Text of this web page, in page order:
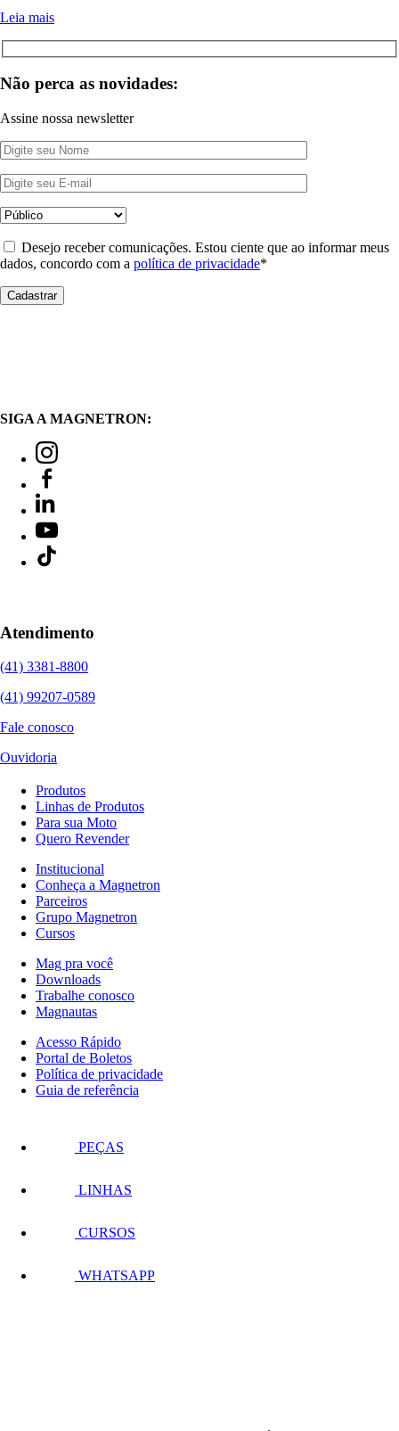
Leia mais
Não perca as novidades:
Assine nossa newsletter
Desejo receber comunicações. Estou ciente que ao informar meus
dados, concordo com a política de privacidade*
SIGA A MAGNETRON:
Atendimento
(41) 3381-8800
(41) 99207-0589
Fale conosco
Ouvidoria
Produtos
Linhas de Produtos
Para sua Moto
Quero Revender
Institucional
Conheça a Magnetron
Parceiros
Grupo Magnetron
Cursos
Mag pra você
Downloads
Trabalhe conosco
Magnautas
Acesso Rápido
Portal de Boletos
Política de privacidade
Guia de referência
PEÇAS
LINHAS
CURSOS
WHATSAPP
.